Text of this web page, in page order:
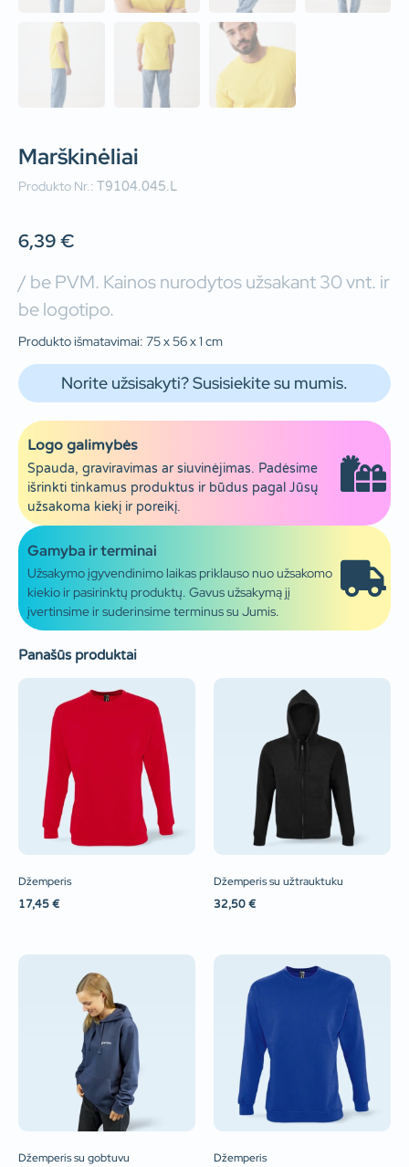
Marškinėliai
Produkto Nr.: T9104.045.L
6,39€
/ be PVM. Kainos nurodytos užsakant 30 vnt. ir
be logotipo.
Produkto išmatavimai: 75 x 56 x 1 cm
Norite užsisakyti? Susisiekite su mumis.
Logo galimybės
Spauda, graviravimas ar siuvinėjimas. Padėsime
išrinkti tinkamus produktus ir būdus pagal Jūsų
užsakoma kiekį ir poreikį.
Gamyba ir terminai
Užsakymo įgyvendinimo laikas priklauso nuo užsakomo
kiekio ir pasirinktų produktų. Gavus užsakymą jį
įvertinsime ir suderinsime terminus su Jumis.
Panašūs produktai
Džemperis
17,45 €
Džemperis su užtrauktuku
32,50 €
Džemperis su gobtuvu Džemperis